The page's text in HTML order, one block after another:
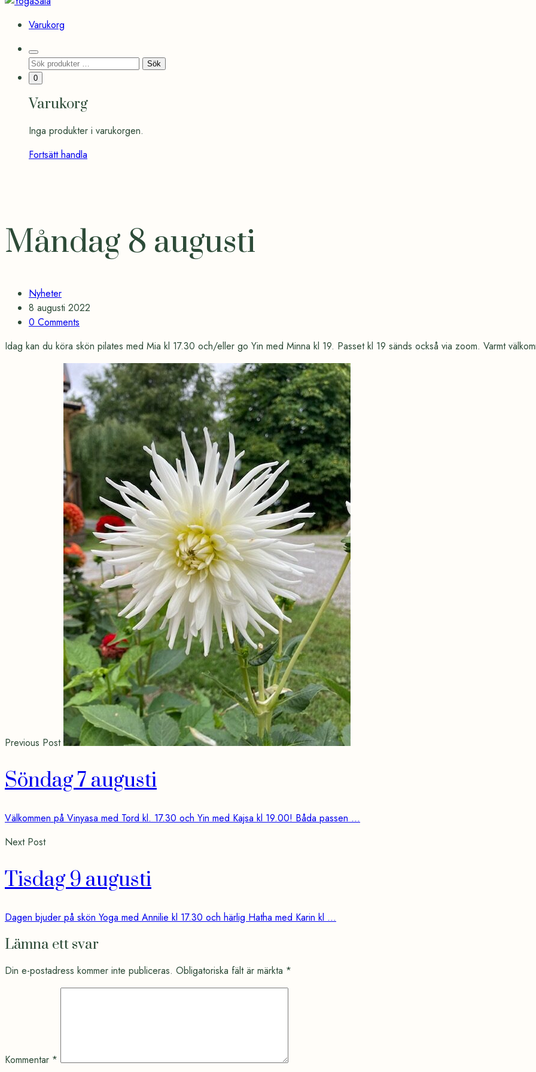
Varukorg
Search
Toggle
Sök
efter:
Sök
Minicart
Toggle
0
Varukorg
Inga produkter i varukorgen.
Fortsätt handla
Måndag 8 augusti
Categories
Nyheter
Post
date
8 augusti 2022
Comments
0 Comments
Idag kan du köra skön pilates med Mia kl 17.30 och/eller go Yin med Minna kl 19. Passet kl 19 sänds också via zoom. Varmt
Previous Post
Söndag 7 augusti
Välkommen på Vinyasa med Tord kl. 17.30 och Yin med Kajsa kl 19.00! Båda passen ...
Next Post
Tisdag 9 augusti
Dagen bjuder på skön Yoga med Annilie kl 17.30 och härlig Hatha med Karin kl ...
Lämna ett svar
Din e-postadress kommer inte publiceras. Obligatoriska fält är märkta *
Kommentar *